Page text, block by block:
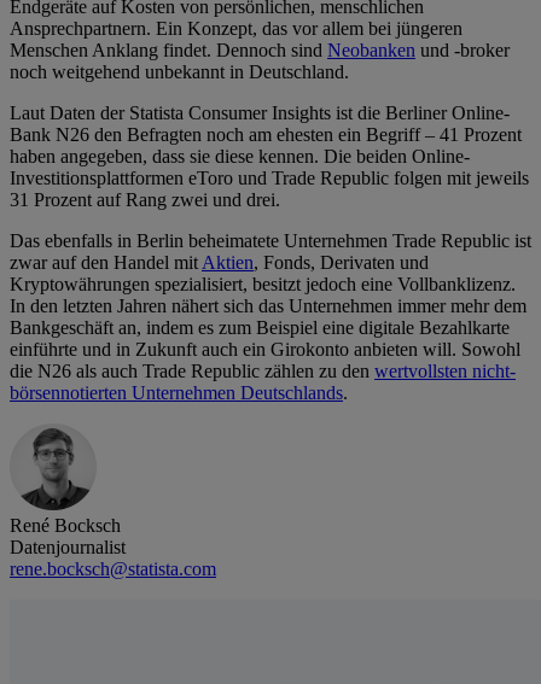
Endgeräte auf Kosten von persönlichen, menschlichen
Ansprechpartnern. Ein Konzept, das vor allem bei jüngeren
Menschen Anklang findet. Dennoch sind Neobanken und -broker
noch weitgehend unbekannt in Deutschland.
Laut Daten der Statista Consumer Insights ist die Berliner Online-
Bank N26 den Befragten noch am ehesten ein Begriff – 41 Prozent
haben angegeben, dass sie diese kennen. Die beiden Online-
Investitionsplattformen eToro und Trade Republic folgen mit jeweils
31 Prozent auf Rang zwei und drei.
Das ebenfalls in Berlin beheimatete Unternehmen Trade Republic ist
zwar auf den Handel mitAktien, Fonds, Derivaten und
Kryptowährungen spezialisiert, besitzt jedoch eine Vollbanklizenz.
In den letzten Jahren nähert sich das Unternehmen immer mehr dem
Bankgeschäft an, indem es zum Beispiel eine digitale Bezahlkarte
einführte und in Zukunft auch ein Girokonto anbieten will. Sowohl
die N26 als auch Trade Republic zählen zu den wertvollsten nicht-
börsennotierten Unternehmen Deutschlands.
René Bocksch
Datenjournalist
rene.bocksch@statista.com